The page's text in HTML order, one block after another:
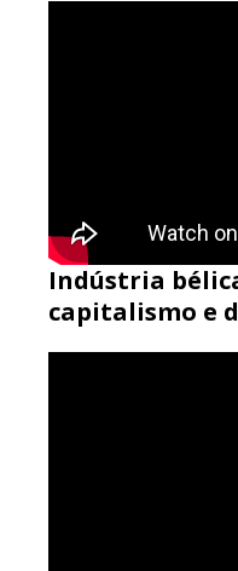
Indústria
capitalismo e